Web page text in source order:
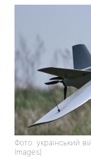
Фото: український
Images)